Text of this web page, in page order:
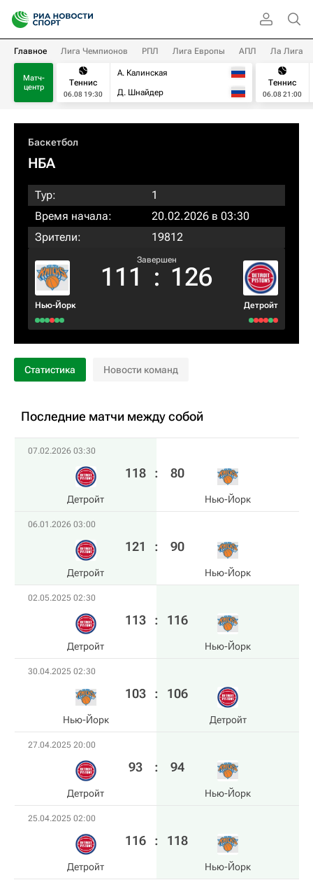
Главное Лига Чемпионов РПЛ Лига Европы АПЛ Ла Лига
Матч-
центр
Теннис
06.08 19:30
А. Калинская
Д. Шнайдер
Теннис
06.08 21:00
Баскетбол
НБА
Тур:
1
Время начала:
20.02.2026 в 03:30
Зрители:
19812
Нью-Йорк
Завершен
111 : 126
Детройт
Статистика Новости команд
Последние матчи между собой
07.02.2026 03:30
Детройт
118 : 80
Нью-Йорк
06.01.2026 03:00
Детройт
121 : 90
Нью-Йорк
02.05.2025 02:30
Детройт
113 : 116
Нью-Йорк
30.04.2025 02:30
Нью-Йорк
103 : 106
Детройт
27.04.2025 20:00
Детройт
93 : 94
Нью-Йорк
25.04.2025 02:00
Детройт
116 : 118
Нью-Йорк